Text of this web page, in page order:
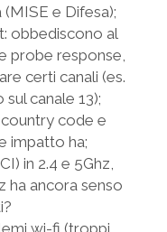
e Difesa);
obbediscono al
probe response,
certi canali (es.
canale 13);
code e
impatto ha;
in 2.4 e 5Ghz,
ha ancora senso
wi-fi (troppi